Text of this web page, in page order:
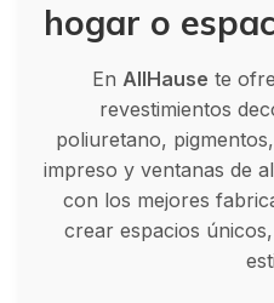
hogar o
En AllHause te
revestimientos
poliuretano,
impreso y ventanas de
con los mejores
crear espacios